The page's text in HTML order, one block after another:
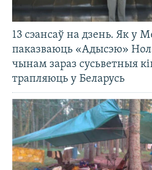
13 сэансаў на дзень. Як у
паказваюць «Адысэю»
чынам зараз сусьветныя
трапляюць у Беларусь